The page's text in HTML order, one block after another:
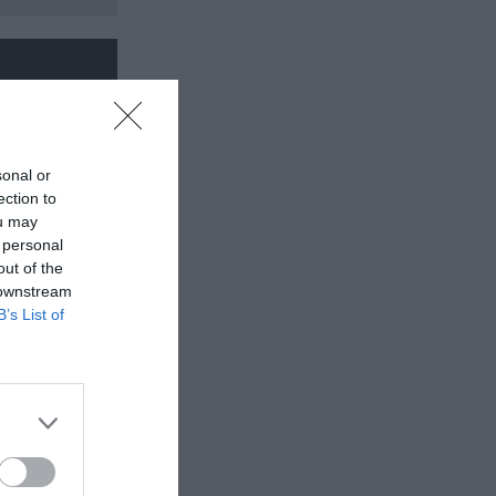
or
to
may
of the
List of